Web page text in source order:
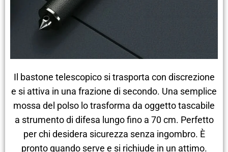
Il bastone telescopico si trasporta con discrezione
e si attiva in una frazione di secondo. Una semplice
mossa del polso lo trasforma da oggetto tascabile
a strumento di difesa lungo fino a 70 cm. Perfetto
per chi desidera sicurezza senza ingombro. È
pronto quando serve e si richiude in un attimo.